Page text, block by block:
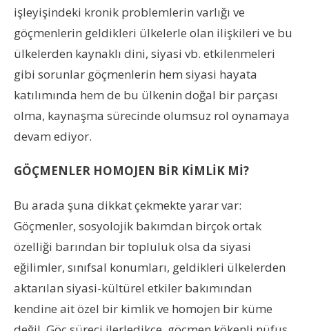
işleyişindeki kronik problemlerin varlığı ve
göçmenlerin geldikleri ülkelerle olan ilişkileri ve bu
ülkelerden kaynaklı dini, siyasi vb. etkilenmeleri
gibi sorunlar göçmenlerin hem siyasi hayata
katılımında hem de bu ülkenin doğal bir parçası
olma, kaynaşma sürecinde olumsuz rol oynamaya
devam ediyor.
GÖÇMENLER HOMOJEN BİR KİMLİK Mİ?
Bu arada şuna dikkat çekmekte yarar var:
Göçmenler, sosyolojik bakımdan birçok ortak
özelliği barından bir topluluk olsa da siyasi
eğilimler, sınıfsal konumları, geldikleri ülkelerden
aktarılan siyasi-kültürel etkiler bakımından
kendine ait özel bir kimlik ve homojen bir küme